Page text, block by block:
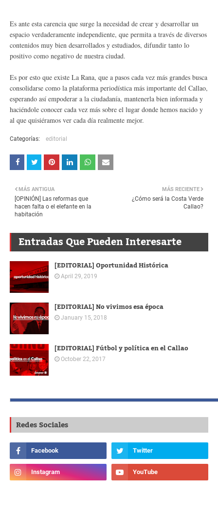
Es ante esta carencia que surge la necesidad de crear y desarrollar un
espacio verdaderamente independiente, que permita a través de diversos
contenidos muy bien desarrollados y estudiados, difundir tanto lo
positivo como negativo de nuestra ciudad.
Es por esto que existe La Rana, que a pasos cada vez más grandes busca
consolidarse como la plataforma periodística más importante del Callao,
esperando así empoderar a la ciudadanía, mantenerla bien informada y
haciéndole conocer cada vez más sobre el lugar donde hemos nacido y
al que quisiéramos ver cada día realmente mejor.
Categorías: editorial
MÁS RECIENTE
¿Cómo será la Costa Verde
Callao?
MÁS ANTIGUA
[OPINIÓN] Las reformas que
hacen falta o el elefante en la
habitación
Entradas Que Pueden Interesarte
[EDITORIAL] Oportunidad Histórica
April 29, 2019
[EDITORIAL] No vivimos esa época
January 15, 2018
[EDITORIAL] Fútbol y política en el Callao
October 22, 2017
Redes Sociales